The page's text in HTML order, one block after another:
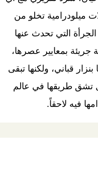
ميلودرامية تخلو من
التي تحدث عنها
جريئة بمعايير عصرها،
قباني، ولكنها تبقى
تشق طريقها في عالم
فيه لاحقاً.